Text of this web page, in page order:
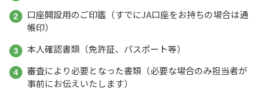
口座開設用のご印鑑（すでにJA口座をお持ちの場合は通
帳印）
本人確認書類（免許証、パスポート等）
審査により必要となった書類（必要な場合のみ担当者が
事前にお伝えいたします）